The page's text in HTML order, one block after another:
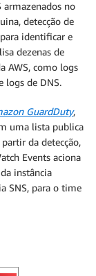
armazenados no
detecção de
identificar e
dezenas de
AWS, como logs
logs de DNS.
GuardDuty,
uma lista publica
da detecção,
Events aciona
instância
SNS, para o time